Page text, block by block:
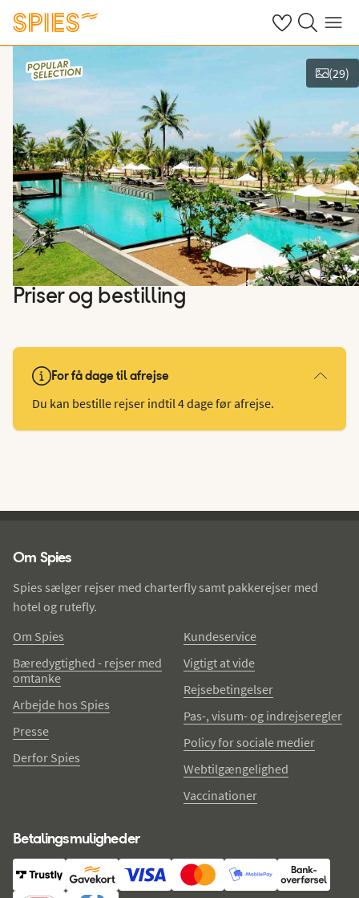
Se dine gemte
Søg påMenu
Vis billeder
(29)
Priser og bestilling
For få dage til afrejse
Du kan bestille rejser indtil 4 dage før afrejse.
Om Spies
Spies sælger rejser med charterfly samt pakkerejser med
hotel og rutefly.
Om Spies
Bæredygtighed - rejser med
omtanke
Arbejde hos Spies
Presse
Derfor Spies
Kundeservice
Vigtigt at vide
Rejsebetingelser
Pas-, visum- og indrejseregler
Policy for sociale medier
Webtilgængelighed
Vaccinationer
Betalingsmuligheder